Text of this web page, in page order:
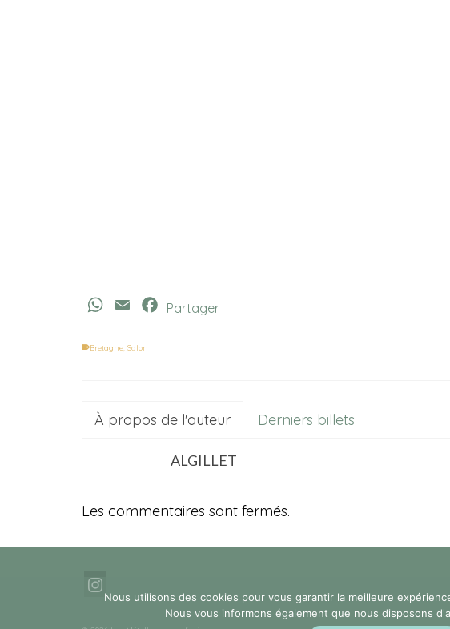
WhatsApp
Email Facebook
Partager
Bretagne, Salon
À propos de l'auteur Derniers billets
ALGILLET
Les commentaires sont fermés.
Nous utilisons des cookies pour vous garantir la meilleure
Nous vous informons également que nous disposons